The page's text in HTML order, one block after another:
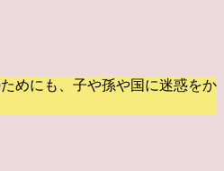
めにも、子や孫や国に迷惑をか